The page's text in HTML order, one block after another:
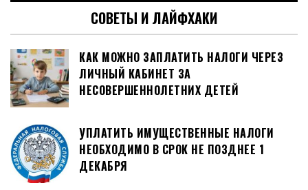
СОВЕТЫ И ЛАЙФХАКИ
КАК МОЖНО ЗАПЛАТИТЬ НАЛОГИ ЧЕРЕЗ
ЛИЧНЫЙ КАБИНЕТ ЗА
НЕСОВЕРШЕННОЛЕТНИХ ДЕТЕЙ
УПЛАТИТЬ ИМУЩЕСТВЕННЫЕ НАЛОГИ
НЕОБХОДИМО В СРОК НЕ ПОЗДНЕЕ 1
ДЕКАБРЯ